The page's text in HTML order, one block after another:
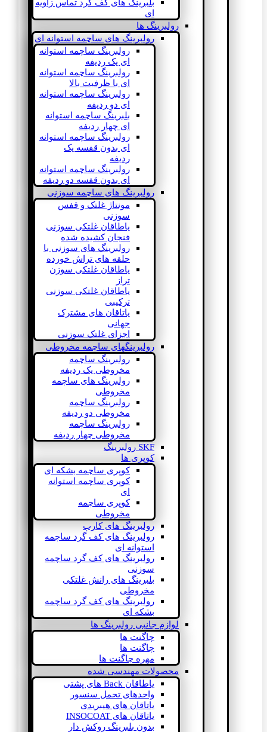
بلبرینگ های کف گرد تماس زاویه
ای
رولبرینگ ها
رولبرینگ های ساچمه استوانه ای
رولبرینگ ساچمه استوانه
ای یک ردیفه
رولبرینگ ساچمه استوانه
ای با ظرفیت بالا
رولبرینگ ساچمه استوانه
ای دو ردیفه
بلبرینگ ساچمه استوانه
ای چهار ردیفه
رولبرینگ ساچمه استوانه
ای بدون قفسه یک
ردیفه
رولبرینگ ساچمه استوانه
ای بدون قفسه دو ردیفه
رولبرینگ های ساچمه سوزنی
مونتاژ غلتک و قفس
سوزنی
یاطاقان غلتکی سوزنی
فنجان کشیده شده
رولبرینگ های سوزنی با
حلقه های تراش خورده
یاطاقان غلتکی سوزن
تراز
یاطاقان غلتکی سوزنی
ترکیبی
یاتاقان های مشترک
جهانی
اجزای غلتک سوزنی
رولبرینگهای ساچمه مخروطی
رولبرینگ ساچمه
مخروطی یک ردیفه
رولبرینگ های ساچمه
مخروطی
رولبرینگ ساچمه
مخروطی دو ردیفه
رولبرینگ ساچمه
مخروطی چهار ردیفه
SKF رولبرینگ
کوپری ها
کوپری ساچمه بشکه ای
کوپری ساچمه استوانه
ای
کوپری ساچمه
مخروطی
رولبرینگ های کارب
رولبرینگ های کف گرد ساچمه
استوانه ای
رولبرینگ های کف گرد ساچمه
سوزنی
بلبرینگ های رانش غلتکی
مخروطی
رولبرینگ های کف گرد ساچمه
بشکه ای
لوازم جانبی رولبرینگ ها
چاگنت ها
چاگنت ها
مهره چاگنت ها
محصولات مهندسی شده
یاطاقان Back های پشتی
واحدهای تحمل سنسور
یاتاقان های هیبریدی
یاتاقان های INSOCOAT
بدون بلبرینگ روکش دار